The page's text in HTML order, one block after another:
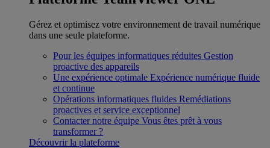
Gérez et optimisez votre environnement de travail numérique
dans une seule plateforme.
Pour les équipes informatiques réduites Gestion
proactive des appareils
Une expérience optimale Expérience numérique fluide
et continue
Opérations informatiques fluides Remédiations
proactives et service exceptionnel
Contacter notre équipe Vous êtes prêt à vous
transformer ?
Découvrir la plateforme